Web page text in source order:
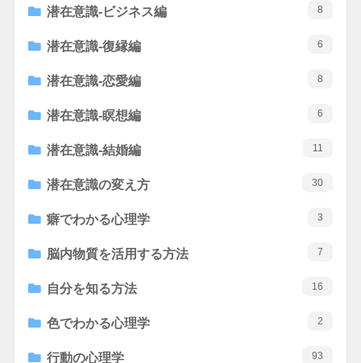
潜在意識-ビジネス編 8
潜在意識-復縁編 6
潜在意識-恋愛編 8
潜在意識-瞑想編 6
潜在意識-結婚編 11
潜在意識の変え方 30
癖でわかる心理学 3
脳内物質を活用する方法 7
自分を知る方法 16
色でわかる心理学 2
行動の心理学 93